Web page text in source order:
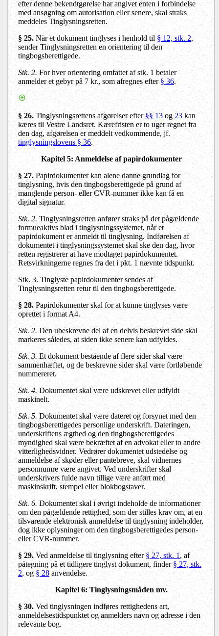
efter denne bekendtgørelse har angivet enten i forbindelse
med ansøgning om autorisation eller senere, skal straks
meddeles Tinglysningsretten.
§ 25. Når et dokument tinglyses i henhold til § 12, stk. 2,
sender Tinglysningsretten en orientering til den
tingbogsberettigede.
Stk. 2. For hver orientering omfattet af stk. 1 betaler
anmelder et gebyr på 7 kr., som afregnes efter§ 36.
§ 26. Tinglysningsrettens afgørelser efter§§ 13 og23kan
kæres til Vestre Landsret. Kærefristen er to uger regnet fra
den dag, afgørelsen er meddelt vedkommende, jf.
tinglysningslovens § 36.
Kapitel 5: Anmeldelse af papirdokumenter
§ 27. Papirdokumenter kan alene danne grundlag for
tinglysning, hvis den tingbogsberettigede på grund af
manglende person- eller CVR-nummer ikke kan få en
digital signatur.
Stk. 2.Tinglysningsretten anfører straks på det pågældende
formueaktivs blad i tinglysningssystemet, når et
papirdokument er anmeldt til tinglysning. Indførelsen af
dokumentet i tinglysningssystemet skal ske den dag, hvor
retten registrerer at have modtaget papirdokumentet.
Retsvirkningerne regnes fra det i pkt. 1 nævnte tidspunkt.
Stk. 3. Tinglyste papirdokumenter sendes af
Tinglysningsretten retur til den tingbogsberettigede.
§ 28.Papirdokumenter skal for at kunne tinglyses være
oprettet i format A4.
Stk. 2. Den ubeskrevne del af en delvis beskrevet side skal
markeres således, at siden ikke senere kan udfyldes.
Stk. 3.Et dokument bestående af flere sider skal være
sammenhæftet, og de beskrevne sider skal være fortløbende
nummereret.
Stk. 4.Dokumentet skal være udskrevet eller udfyldt
maskinelt.
Stk. 5. Dokumentet skal være dateret og forsynet med den
tingbogsberettigedes personlige underskrift. Dateringen,
underskriftens ægthed og den tingbogsberettigedes
myndighed skal være bekræftet af en advokat eller to andre
vitterlighedsvidner. Vedrører dokumentet udstedelse og
anmeldelse af skøder eller pantebreve, skal vidnernes
personnumre være angivet. Ved underskrifter skal
underskrivers fulde navn tillige være anført med
maskinskrift, stempel eller blokbogstaver.
Stk. 6. Dokumentet skal i øvrigt indeholde de informationer
om den pågældende rettighed, som der stilles krav om, at en
tilsvarende elektronisk anmeldelse til tinglysning indeholder,
dog ikke oplysninger om den tingbogsberettigedes person-
eller CVR-nummer.
§ 29. Ved anmeldelse til tinglysning efter§ 27, stk. 1, af
påtegning på et tidligere tinglyst dokument, finder§ 27, stk.
2, og § 28 anvendelse.
Kapitel 6: Tinglysningsmåden mv.
§ 30. Ved tinglysningen indføres rettighedens art,
anmeldelsestidspunktet og anmelders navn og adresse i den
relevante bog.